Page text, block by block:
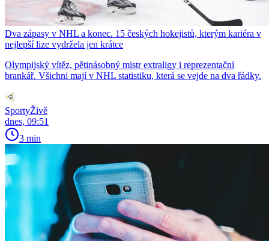
Dva zápasy v NHL a konec. 15 českých hokejistů, kterým kariéra v
nejlepší lize vydržela jen krátce
Olympijský vítěz, pětinásobný mistr extraligy i reprezentační
brankář. Všichni mají v NHL statistiku, která se vejde na dva řádky.
SportyŽivě
dnes, 09:51
3 min